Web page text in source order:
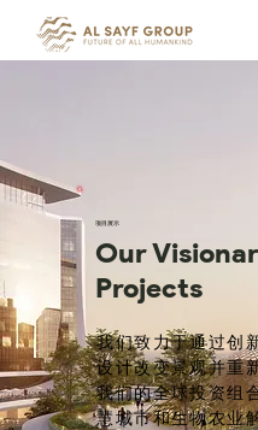
项目展示
Our
Projects
我们致力于通过创
设计改变景观并重
我们的全球投资组
慧城市和生物农业